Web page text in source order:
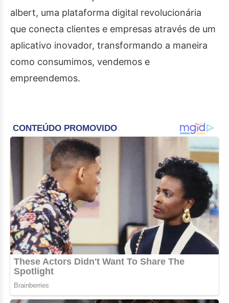
albert, uma plataforma digital revolucionária
que conecta clientes e empresas através de um
aplicativo inovador, transformando a maneira
como consumimos, vendemos e
empreendemos.